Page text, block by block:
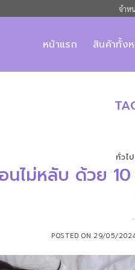
จำห
หน้าแรก สินค้าทั้ง
ทั่วไป
ไม่หลับ ด้วย
POSTED ON 29/05/